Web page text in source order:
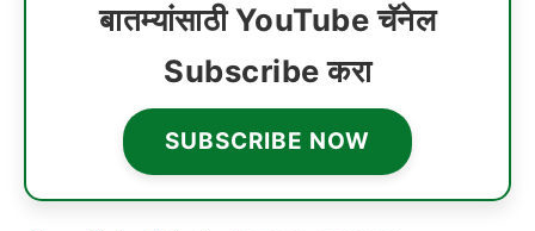
बातम्यांसाठी YouTube चॅनेल
Subscribe करा
SUBSCRIBE NOW